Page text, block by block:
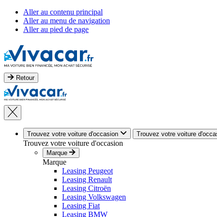
Aller au contenu principal
Aller au menu de navigation
Aller au pied de page
Retour
Trouvez votre voiture d'occasion Trouvez votre voiture
Trouvez votre voiture d'occasion
Marque
Marque
Leasing Peugeot
Leasing Renault
Leasing Citroën
Leasing Volkswagen
Leasing Fiat
Leasing BMW